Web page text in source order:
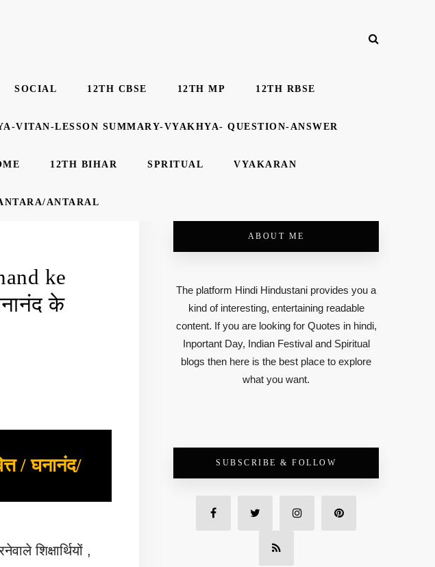
SOCIAL 12TH CBSE 12TH MP 12TH RBSE
VITAN-LESSON SUMMARY-VYAKHYA- QUESTION-ANSWER
12TH BIHAR SPRITUAL VYAKARAN
ANTARAL
ke
के
/ घनानंद/
शिक्षार्थियों ,
ABOUT ME
The platform Hindi Hindustani provides you a
kind of interesting, entertaining readable
content. If you are looking for Quotes in hindi,
Inportant Day, Indian Festival and Spiritual
blogs then here is the best place to explore
what you want.
SUBSCRIBE & FOLLOW